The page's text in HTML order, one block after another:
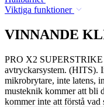
Viktiga funktioner
VINNANDE
PRO X2 SUPERSTRIKE
avtryckarsystem. (HITS).
mikrobrytare, inte latens,
musteknik kommer att bli
kommer inte att förstå vad